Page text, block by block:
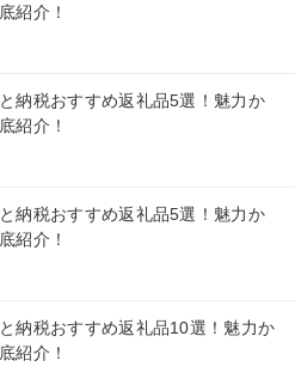
紹介！
納税おすすめ返礼品5選！魅力か
紹介！
納税おすすめ返礼品5選！魅力か
紹介！
納税おすすめ返礼品10選！魅力か
紹介！